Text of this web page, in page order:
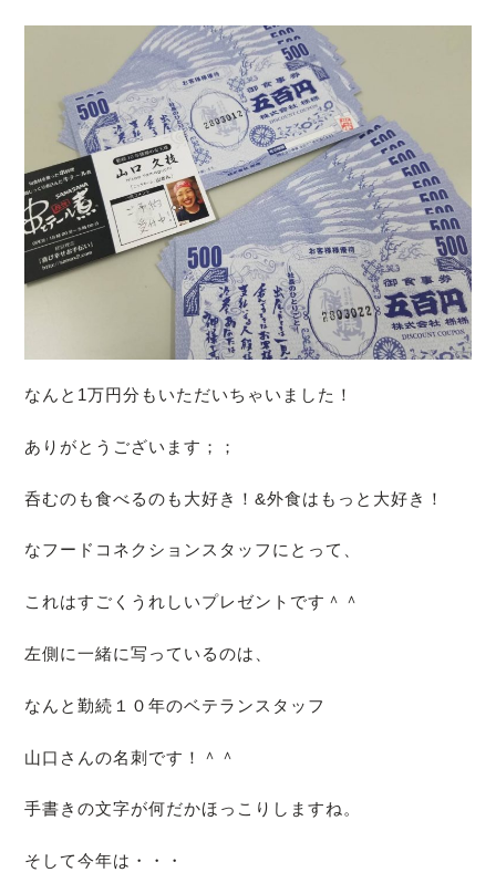
なんと1万円分もいただいちゃいました！
ありがとうございます；；
呑むのも食べるのも大好き！&外食はもっと大好き！
なフードコネクションスタッフにとって、
これはすごくうれしいプレゼントです＾＾
左側に一緒に写っているのは、
なんと勤続１０年のベテランスタッフ
山口さんの名刺です！＾＾
手書きの文字が何だかほっこりしますね。
そして今年は・・・